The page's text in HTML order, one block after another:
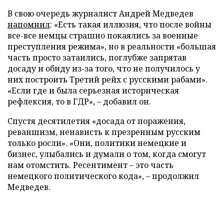
В свою очередь журналист Андрей Медведев
напомнил: «Есть такая иллюзия, что после войны
все-все немцы страшно покаялись за военные
преступления режима», но в реальности «большая
часть просто затаились, поглубже запрятав
досаду и обиду из-за того, что не получилось у
них построить Третий рейх с русскими рабами».
«Если где и была серьезная историческая
рефлексия, то в ГДР», – добавил он.
Спустя десятилетия «досада от поражения,
реваншизм, ненависть к презренным русским
только росли». «Они, политики немецкие и
бизнес, улыбались и думали о том, когда смогут
нам отомстить. Ресентимент – это часть
немецкого политического кода», – продолжил
Медведев.